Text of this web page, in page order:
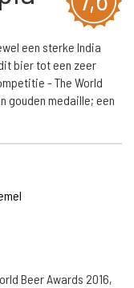
een sterke India
bier tot een zeer
- The World
gouden medaille; een
Beer Awards 2016,